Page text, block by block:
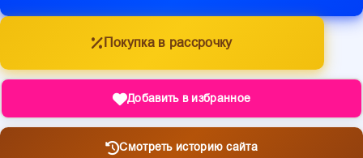
Покупка в рассрочку
Добавить в избранное
Смотреть историю сайта